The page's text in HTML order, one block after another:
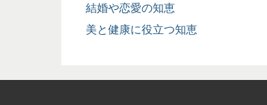
結婚や恋愛の知恵
美と健康に役立つ知恵